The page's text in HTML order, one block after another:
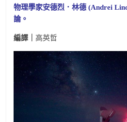
物理學家安德烈．林德 (Andrei
論。
編譯｜ 高英哲